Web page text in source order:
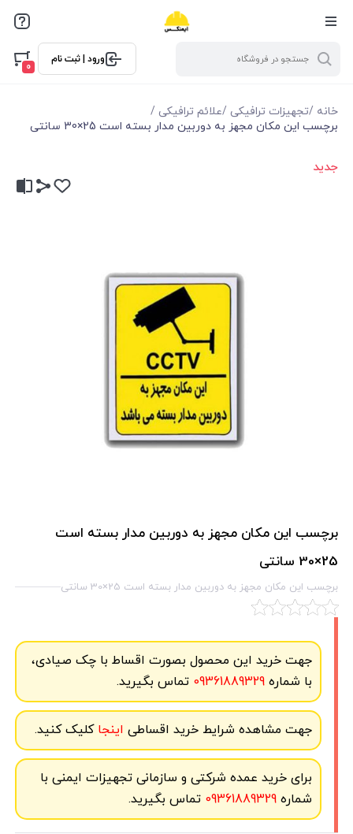
ورود | ثبت نام
0
خانه /تجهیزات ترافیکی /علائم ترافیکی /
برچسب این مکان مجهز به دوربین مدار بسته است 25×30 سانتی
جدید
برچسب این مکان مجهز به دوربین مدار بسته است
25×30 سانتی
برچسب این مکان مجهز به دوربین مدار بسته است 25×30 سانتی
جهت خرید این محصول بصورت اقساط با چک صیادی،
با شماره09361889329 تماس بگیرید.
جهت مشاهده شرایط خرید اقساطی اینجاکلیک کنید.
برای خرید عمده شرکتی و سازمانی تجهیزات ایمنی با
شماره09361889329 تماس بگیرید.